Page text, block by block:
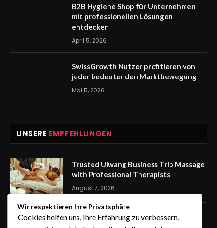
B2B Hygiene Shop für Unternehmen
mit professionellen Lösungen
entdecken
April 5, 2026
SwissGrowth Nutzer profitieren von
jeder bedeutenden Marktbewegung
Mai 5, 2026
UNSERE EMPFEHLUNGEN
Trusted Uiwang Business Trip Massage
with Professional Therapists
August 7, 2026
express Kennzeichen für eine
Wir respektieren Ihre Privatsphäre
Cookies helfen uns, Ihre Erfahrung zu verbessern,